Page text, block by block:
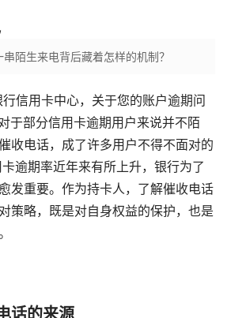
陌生来电背后藏着怎样的机制？
信用卡中心，关于您的账户逾期问
于部分信用卡逾期用户来说并不陌
收电话，成了许多用户不得不面对的
逾期率近年来有所上升，银行为了
发重要。作为持卡人，了解催收电话
策略，既是对自身权益的保护，也是
话的来源